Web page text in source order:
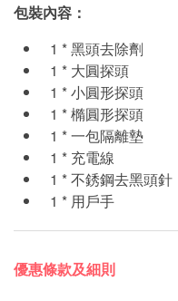
包裝內容：
1 * 黑頭去除劑
1 * 大圓探頭
1 * 小圓形探頭
1 * 橢圓形探頭
1 * 一包隔離墊
1 * 充電線
1 * 不銹鋼去黑頭針
1 * 用戶手
優惠條款及細則